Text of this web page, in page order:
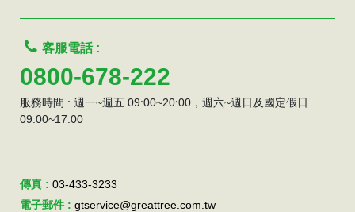
客服電話 :
0800-678-222
服務時間 : 週一~週五 09:00~20:00，週六~週日及國定假日
09:00~17:00
傳真 : 03-433-3233
電子郵件 : gtservice@greattree.com.tw